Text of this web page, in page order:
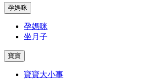
孕媽咪
孕媽咪
坐月子
寶寶
寶寶大小事